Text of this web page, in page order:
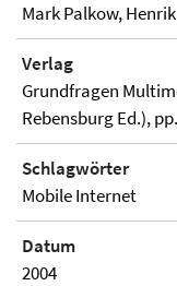
Mark Palkow,
Verlag
Grundfragen
Rebensburg Ed.),
Schlagwörter
Mobile Internet
Datum
2004